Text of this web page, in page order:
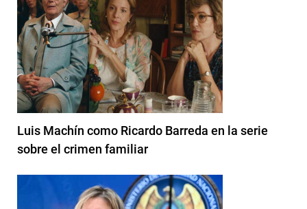
Luis Machín como Ricardo Barreda en la serie
sobre el crimen familiar